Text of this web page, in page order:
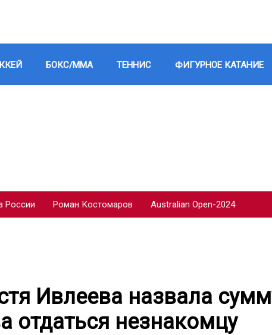
БОКС/ММА ТЕННИС ФИГУРНОЕ КАТАНИЕ
России Роман Костомаров Australian Open-2024
Ивлеева назвала
отдаться незнакомцу